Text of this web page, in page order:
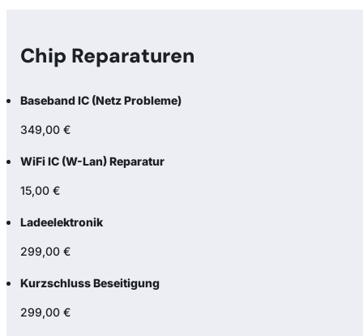
Chip Reparaturen
Baseband IC (Netz Probleme)
349,00 €
WiFi IC (W-Lan) Reparatur
15,00 €
Ladeelektronik
299,00 €
Kurzschluss Beseitigung
299,00 €